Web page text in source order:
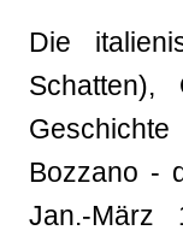
Die
Bozzano -
Jan.-